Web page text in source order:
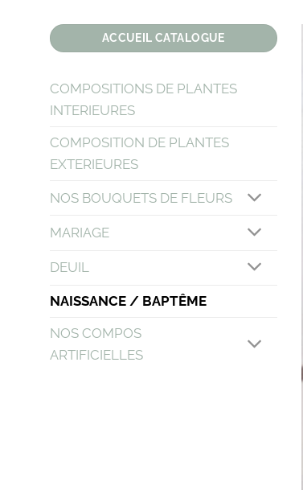
ACCUEIL CATALOGUE
COMPOSITIONS DE PLANTES
INTERIEURES
COMPOSITION DE PLANTES
EXTERIEURES
NOS BOUQUETS DE FLEURS
MARIAGE
DEUIL
NAISSANCE / BAPTÊME
NOS COMPOS
ARTIFICIELLES